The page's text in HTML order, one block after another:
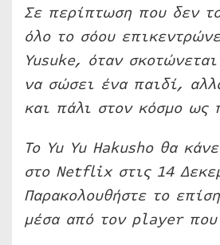
Σε περίπτωση που δεν
όλο το σόου
Yusuke, όταν
να σώσει ένα παιδί,
και πάλι στον κόσμο ως
Το Yu Yu Hakusho θα
στο Netflix στις 14
Παρακολουθήστε το
μέσα από τον player που